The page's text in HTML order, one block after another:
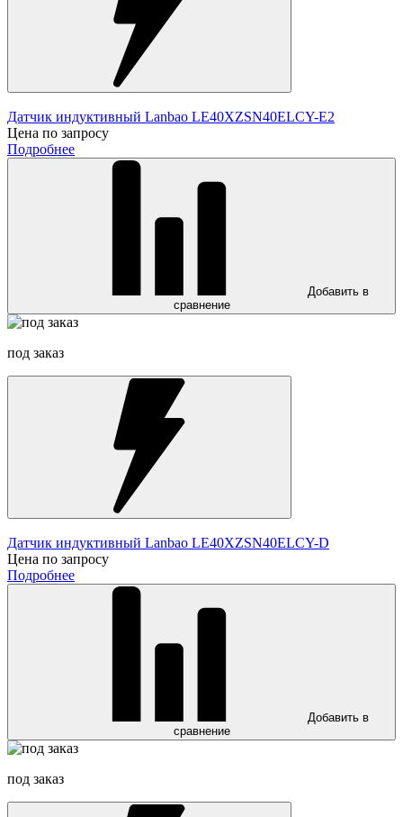
Датчик индуктивный Lanbao LE40XZSN40ELCY-E2
Цена по запросу
Подробнее
Добавить в
сравнение
под заказ
Датчик индуктивный Lanbao LE40XZSN40ELCY-D
Цена по запросу
Подробнее
Добавить в
сравнение
под заказ